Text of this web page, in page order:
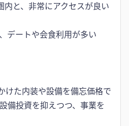
内と、非常にアクセスが良い
デートや会食利用が多い
けた内装や設備を備忘価格で
備投資を抑えつつ、事業を